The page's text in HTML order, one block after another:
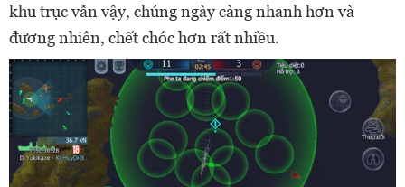
khu trục vẫn vậy, chúng ngày càng nhanh hơn và
đương nhiên, chết chóc hơn rất nhiều.